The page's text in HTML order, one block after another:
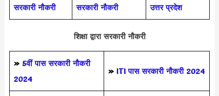
सरकारी नौकरी
सरकारी नौकरी
उत्तर प्रदेश
शिक्षा द्वारा सरकारी नौकरी
» 5वीं पास सरकारी नौकरी
2024
» ITI पास सरकारी नौकरी 2024